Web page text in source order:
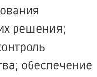
решения;
обеспечение